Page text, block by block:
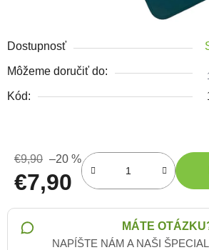
Dostupnosť
Môžeme doručiť do:
Kód:
€9,90 –20 %
€7,90
MÁTE
NAPÍŠTE NÁM A NAŠI